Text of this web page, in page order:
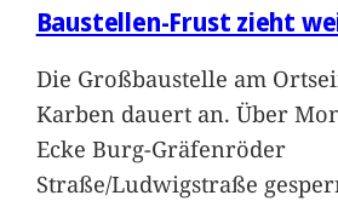
Baustellen-Frust zieht
Die Großbaustelle am
Karben dauert an. Über
Ecke Burg-Gräfenröder
Straße/Ludwigstraße